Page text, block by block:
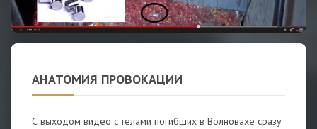
АНАТОМИЯ ПРОВОКАЦИИ
С выходом видео с телами погибших в Волновахе сразу